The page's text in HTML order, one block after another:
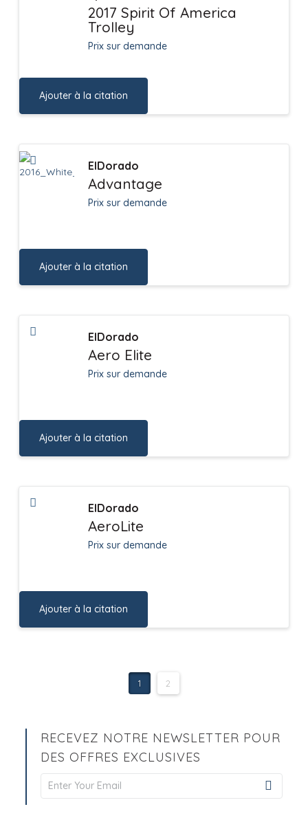
2017 Spirit Of America
Trolley
Prix sur demande
Ajouter à la citation
ElDorado
Advantage
Prix sur demande
Ajouter à la citation
ElDorado
Aero Elite
Prix sur demande
Ajouter à la citation
ElDorado
AeroLite
Prix sur demande
Ajouter à la citation
1 2
RECEVEZ NOTRE NEWSLETTER POUR
DES OFFRES EXCLUSIVES
Newsletter
Signup